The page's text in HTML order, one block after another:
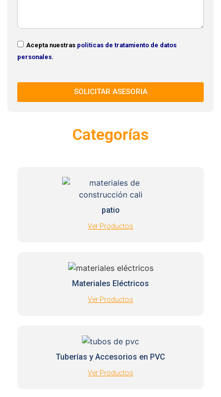
Categorías
patio
Ver Productos
Materiales Eléctricos
Ver Productos
Tuberías y Accesorios en PVC
Ver Productos
Acepta nuestras politicas de tratamiento de datos
personales.
SOLICITAR ASESORIA